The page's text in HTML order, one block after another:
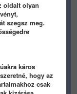
oldalt olyan
szegsz meg.
káros
hogy az
csak